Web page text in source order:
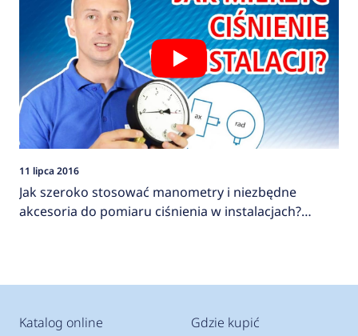
11 lipca 2016
Jak szeroko stosować manometry i niezbędne
akcesoria do pomiaru ciśnienia w instalacjach?
Katalog online Gdzie kupić